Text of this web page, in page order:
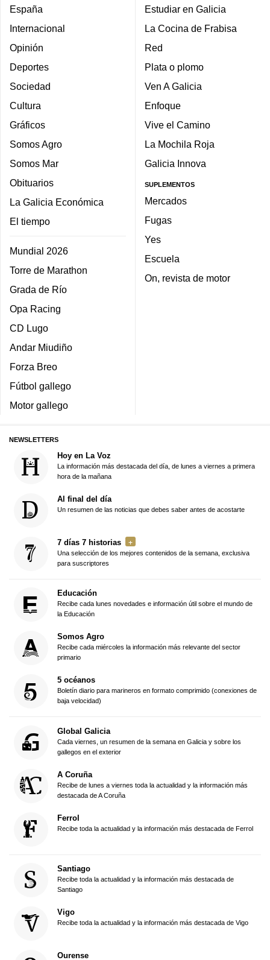
España
Internacional
Opinión
Deportes
Sociedad
Cultura
Gráficos
Somos Agro
Somos Mar
Obituarios
La Galicia Económica
El tiempo
Mundial 2026
Torre de Marathon
Grada de Río
Opa Racing
CD Lugo
Andar Miudiño
Forza Breo
Fútbol gallego
Motor gallego
Estudiar en Galicia
La Cocina de Frabisa
Red
Plata o plomo
Ven A Galicia
Enfoque
Vive el Camino
La Mochila Roja
Galicia Innova
SUPLEMENTOS
Mercados
Fugas
Yes
Escuela
On, revista de motor
NEWSLETTERS
Hoy en La Voz
La información más destacada del día, de lunes a viernes a primera
hora de la mañana
Al final del día
Un resumen de las noticias que debes saber antes de acostarte
7 días 7 historias
Una selección de los mejores contenidos de la semana, exclusiva
para suscriptores
Educación
Recibe cada lunes novedades e información útil sobre el mundo de
la Educación
Somos Agro
Recibe cada miércoles la información más relevante del sector
primario
5 océanos
Boletín diario para marineros en formato comprimido (conexiones de
baja velocidad)
Global Galicia
Cada viernes, un resumen de la semana en Galicia y sobre los
gallegos en el exterior
A Coruña
Recibe de lunes a viernes toda la actualidad y la información más
destacada de A Coruña
Ferrol
Recibe toda la actualidad y la información más destacada de Ferrol
Santiago
Recibe toda la actualidad y la información más destacada de
Santiago
Vigo
Recibe toda la actualidad y la información más destacada de Vigo
Ourense